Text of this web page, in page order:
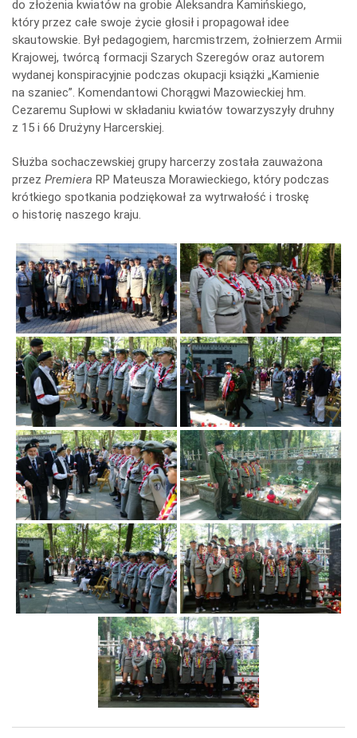
do złożenia kwiatów na grobie Aleksandra Kamińskiego,
który przez całe swoje życie głosił i propagował idee
skautowskie. Był pedagogiem, harcmistrzem, żołnierzem Armii
Krajowej, twórcą formacji Szarych Szeregów oraz autorem
wydanej konspiracyjnie podczas okupacji książki „Kamienie
na szaniec”. Komendantowi Chorągwi Mazowieckiej hm.
Cezaremu Supłowi w składaniu kwiatów towarzyszyły druhny
z 15 i 66 Drużyny Harcerskiej.
Służba sochaczewskiej grupy harcerzy została zauważona
przez Premiera RP Mateusza Morawieckiego, który podczas
krótkiego spotkania podziękował za wytrwałość i troskę
o historię naszego kraju.